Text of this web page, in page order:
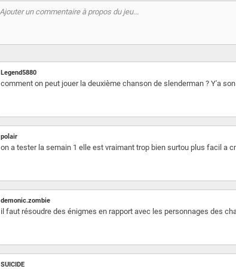
Legend5880
comment on peut jouer la deuxième chanson de slenderman ? Y'a
polair
on a tester la semain 1 elle est vraimant trop bien surtou plus facil a
demonic.zombie
il faut résoudre des énigmes en rapport avec les personnages des
SUICIDE